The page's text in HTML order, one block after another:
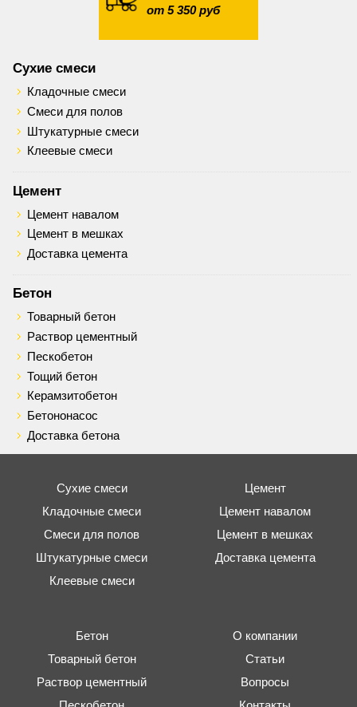
от 5 350 руб
Сухие смеси
Кладочные смеси
Смеси для полов
Штукатурные смеси
Клеевые смеси
Цемент
Цемент навалом
Цемент в мешках
Доставка цемента
Бетон
Товарный бетон
Раствор цементный
Пескобетон
Тощий бетон
Керамзитобетон
Бетононасос
Доставка бетона
Сухие смеси
Кладочные смеси
Смеси для полов
Штукатурные смеси
Клеевые смеси
Цемент
Цемент навалом
Цемент в мешках
Доставка цемента
Бетон
Товарный бетон
Раствор цементный
О компании
Статьи
Вопросы